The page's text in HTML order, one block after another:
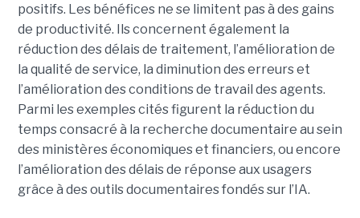
positifs. Les bénéfices ne se limitent pas à des gains
de productivité. Ils concernent également la
réduction des délais de traitement, l’amélioration de
la qualité de service, la diminution des erreurs et
l’amélioration des conditions de travail des agents.
Parmi les exemples cités figurent la réduction du
temps consacré à la recherche documentaire au sein
des ministères économiques et financiers, ou encore
l’amélioration des délais de réponse aux usagers
grâce à des outils documentaires fondés sur l’IA.